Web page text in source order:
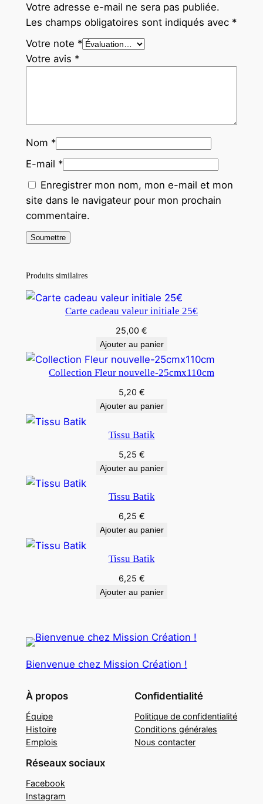
Votre adresse e-mail ne sera pas publiée.
Les champs obligatoires sont indiqués avec *
Votre note *
Votre avis *
Nom *
E-mail *
Enregistrer mon nom, mon e-mail et mon
site dans le navigateur pour mon prochain
commentaire.
Produits similaires
Carte cadeau valeur initiale 25€
25,00 €
Ajouter au panier
Collection Fleur nouvelle-25cmx110cm
5,20 €
Ajouter au panier
Tissu Batik
5,25 €
Ajouter au panier
Tissu Batik
6,25 €
Ajouter au panier
Tissu Batik
6,25 €
Ajouter au panier
Bienvenue chez Mission Création !
À propos
Équipe
Histoire
Emplois
Confidentialité
Politique de confidentialité
Conditions générales
Nous contacter
Réseaux sociaux
Facebook
Instagram